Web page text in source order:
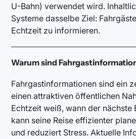
U-Bahn) verwendet wird.
Systeme dasselbe Ziel:
Echtzeit zu informieren.
Warum sind
Fahrgastinformationen sind ein
einen attraktiven öffentlichen
Echtzeit weiß, wann der nächste
kann seine Reise effizienter
und reduziert Stress. Aktuelle